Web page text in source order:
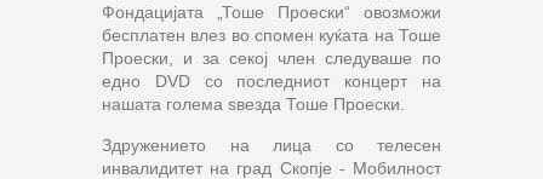
Фондацијата „Тоше Проески“ овозможи
бесплатен влез во спомен куќата на Тоше
Проески, и за секој член следуваше по
едно DVD со последниот концерт на
нашата голема ѕвезда Тоше Проески.
Здружението на лица со телесен
инвалидитет на град Скопје - Мобилност